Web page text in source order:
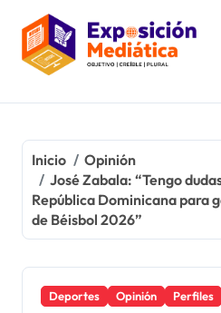
contenido
Inicio
Opinión
José Zabala: “Tengo
República Dominicana para
de Béisbol 2026”
Deportes Opinión Perfiles